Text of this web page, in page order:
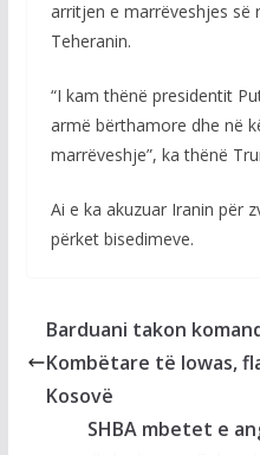
arritjen e marrëveshjes së
Teheranin.
“I kam thënë presidentit
armë bërthamore dhe në
marrëveshje”, ka thënë
Ai e ka akuzuar Iranin për
përket bisedimeve.
Barduani takon
Kombëtare të Iowas,
Kosovë
SHBA mbetet e